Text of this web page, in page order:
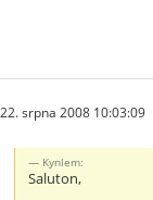
22. srpna 2008 10:03:09
Kynlem:
Saluton,